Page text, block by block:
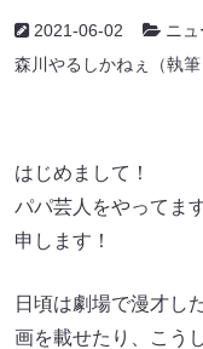
2021-06-02 ニュ
森川やるしかねぇ（執筆
はじめまして！
パパ芸人をやってま
申します！
日頃は劇場で漫才し
画を載せたり、こう